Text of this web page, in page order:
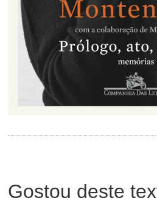
Gostou deste